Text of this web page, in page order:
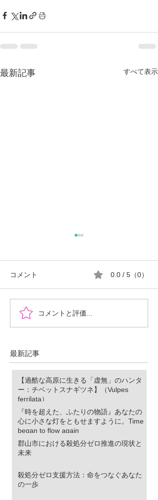
最新記事 すべて表示
『時を超えた、ふたりの
物語』あなたの心に小さ
に。Time began to flow again
コメント 0.0 / 5（0）
コメントと評価...
最新記事
【過酷な高原に生きる「虚無」のハンタ
ー：チベットスナギツネ】（Vulpes
ferrilata）
『時を超えた、ふたりの物語』あなたの
心に小さな灯をともせますように。Time
began to flow again
郡山市における殺処分ゼロ推進の現状と
未来
殺処分ゼロ支援方法：命をつなぐあなた
の一歩